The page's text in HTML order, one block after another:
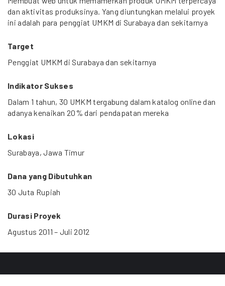
dan aktivitas produksinya. Yang diuntungkan melalui proyek
ini adalah para penggiat UMKM di Surabaya dan sekitarnya
Target
Penggiat UMKM di Surabaya dan sekitarnya
Indikator Sukses
Dalam 1 tahun, 30 UMKM tergabung dalam katalog online dan
adanya kenaikan 20% dari pendapatan mereka
Lokasi
Surabaya, Jawa Timur
Dana yang Dibutuhkan
30 Juta Rupiah
Durasi Proyek
Agustus 2011 – Juli 2012